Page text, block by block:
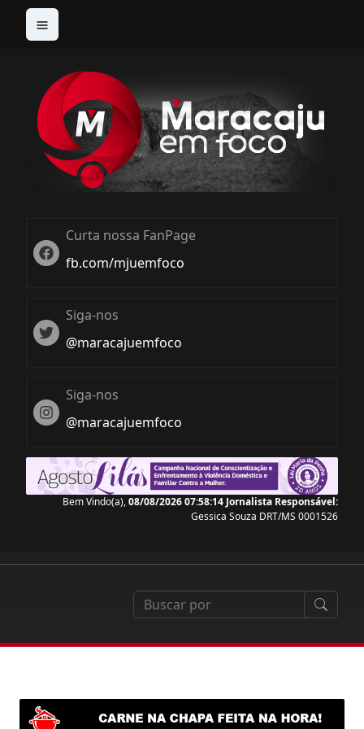
Twitter
Curta nossa FanPage
fb.com/mjuemfoco
Twiter
Siga-nos
@maracajuemfoco
Instagram
Siga-nos
@maracajuemfoco
Bem Vindo(a),08/08/2026 07:58:15 Jornalista Responsável:
Gessica Souza DRT/MS 0001526
pode perder nada com a reforma tributária que